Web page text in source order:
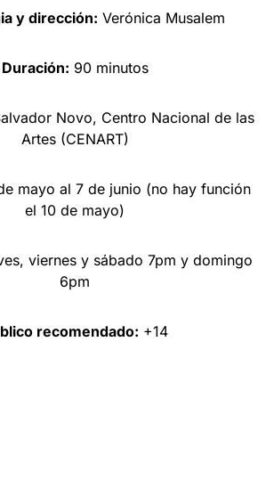
y dirección: Verónica Musalem
Duración: 90 minutos
Novo, Centro Nacional de las
Artes (CENART)
mayo al 7 de junio (no hay función
el 10 de mayo)
viernes y sábado 7pm y domingo
6pm
recomendado: +14